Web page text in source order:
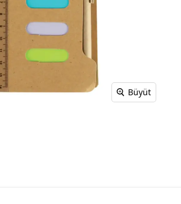
Powerbank Defter
Wireless Masa Lambası
Baskılı Masa Örtüsü
Büyüt